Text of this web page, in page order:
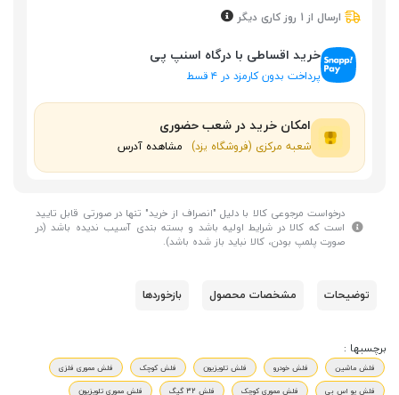
ارسال از 1 روز کاری دیگر
خرید اقساطی با درگاه اسنپ پی
پرداخت بدون کارمزد در ۴ قسط
امکان خرید در شعب حضوری
شعبه مرکزی (فروشگاه یزد) مشاهده آدرس
درخواست مرجوعی کالا با دلیل "انصراف از خرید" تنها در صورتی قابل تایید
است که کالا در شرایط اولیه باشد و بسته بندی آسیب ندیده باشد (در
صورت پلمپ بودن، کالا نباید باز شده باشد).
توضیحات مشخصات محصول بازخوردها
برچسبها :
فلش ماشین فلش خودرو فلش تلویزیون فلش کوچک
فلش مموری فلزی
فلش یو اس بی
فلش مموری کوچک فلش 32 گیگ فلش مموری تلویزیون